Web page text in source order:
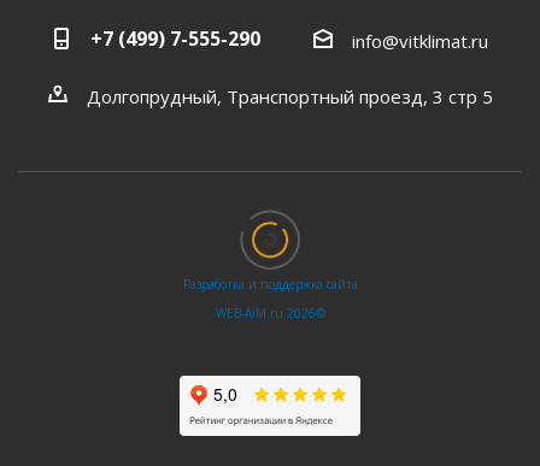
+7 (499) 7-555-290 info@vitklimat.ru
Долгопрудный, Транспортный проезд, 3 стр 5
Разработка и поддержка сайта
WEB‑AiM.ru 2026©